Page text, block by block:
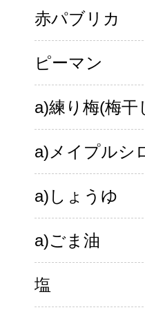
赤パブリカ
ピーマン
a)練り梅(梅干
a)メイプルシ
a)しょうゆ
a)ごま油
塩